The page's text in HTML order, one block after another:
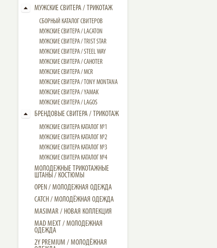
МУЖСКИЕ СВИТЕРА / ТРИКОТАЖ
СБОРНЫЙ КАТАЛОГ СВИТЕРОВ
МУЖСКИЕ СВИТЕРА / LACATON
МУЖСКИЕ СВИТЕРА / TRIST STAR
МУЖСКИЕ СВИТЕРА / STEEL WAY
МУЖСКИЕ СВИТЕРА / CAHOTER
МУЖСКИЕ CВИТЕРА / MCR
МУЖСКИЕ CВИТЕРА / TONY MONTANA
МУЖСКИЕ СВИТЕРА / YAMAK
МУЖСКИЕ СВИТЕРА / LAGOS
БРЕНДОВЫЕ СВИТЕРА / ТРИКОТАЖ
МУЖСКИЕ СВИТЕРА КАТАЛОГ №1
МУЖСКИЕ СВИТЕРА КАТАЛОГ №2
МУЖСКИЕ СВИТЕРА КАТАЛОГ №3
МУЖСКИЕ СВИТЕРА КАТАЛОГ №4
МОЛОДЕЖНЫЕ ТРИКОТАЖНЫЕ
ШТАНЫ / КОСТЮМЫ
OPEN / МОЛОДЕЖНАЯ ОДЕЖДА
CATCH / МОЛОДЁЖНАЯ ОДЕЖДА
MASIMAR / НОВАЯ КОЛЛЕКЦИЯ
MAD MEXT / МОЛОДЕЖНАЯ
ОДЕЖДА
2Y PREMIUM / МОЛОДЁЖНАЯ